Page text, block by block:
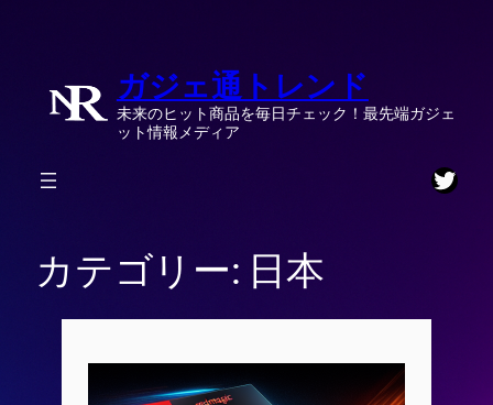
ガジェ通トレンド
未来のヒット商品を毎日チェック！最先端ガジェ
ット情報メディア
カテゴリー: 日本